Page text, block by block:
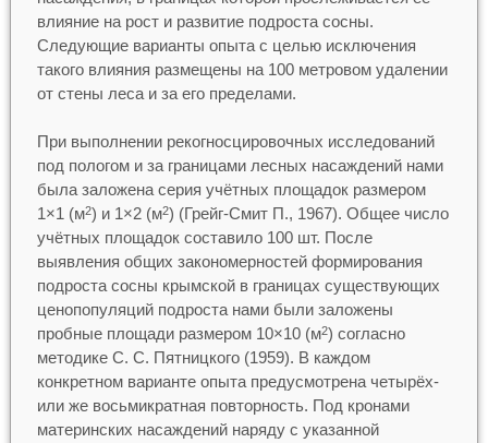
влияние на рост и развитие подроста сосны.
Следующие варианты опыта с целью исключения
такого влияния размещены на 100 метровом удалении
от стены леса и за его пределами.
При выполнении рекогносцировочных исследований
под пологом и за границами лесных насаждений нами
была заложена серия учётных площадок размером
1×1 (м2) и 1×2 (м2) (Грейг-Смит П., 1967). Общее число
учётных площадок составило 100 шт. После
выявления общих закономерностей формирования
подроста сосны крымской в границах существующих
ценопопуляций подроста нами были заложены
пробные площади размером 10×10 (м2) согласно
методике С. С. Пятницкого (1959). В каждом
конкретном варианте опыта предусмотрена четырёх-
или же восьмикратная повторность. Под кронами
материнских насаждений наряду с указанной